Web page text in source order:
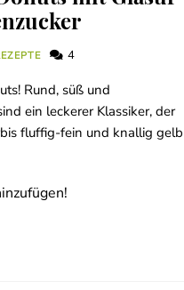
4
Rund, süß und
ein leckerer Klassiker, der
fluffig-fein und knallig gelb